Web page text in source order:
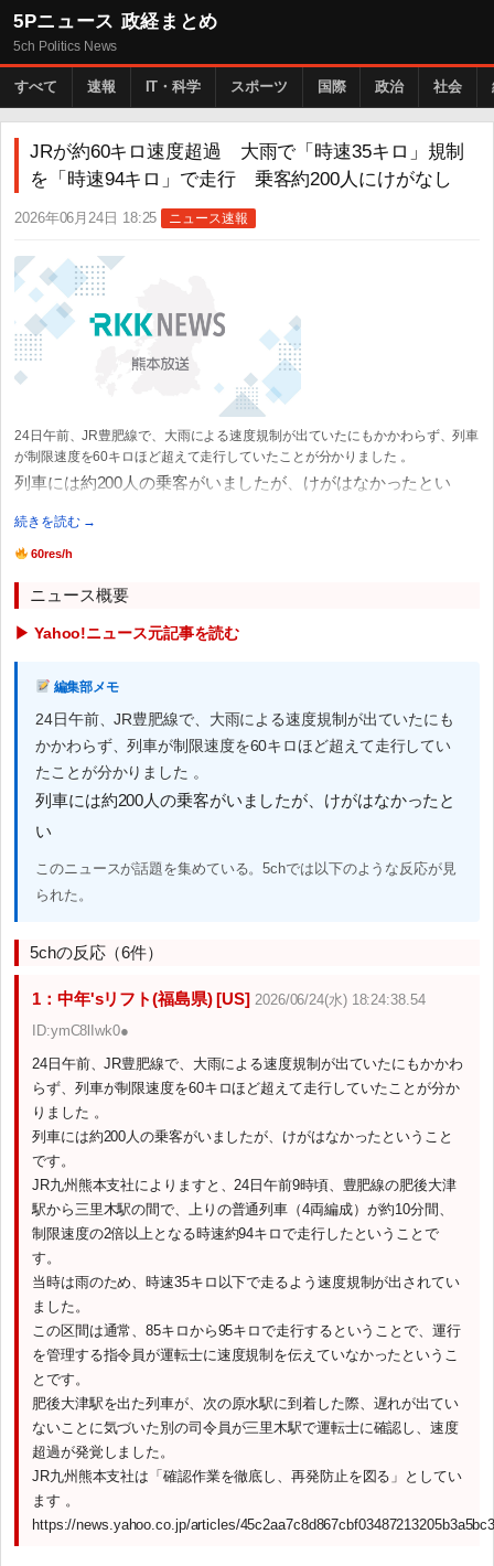
5Pニュース 政経まとめ
5ch Politics News
すべて 速報 IT・科学 スポーツ 国際 政治 社会
JRが約60キロ速度超過 大雨で「時速35キロ」規制
を「時速94キロ」で走行 乗客約200人にけがなし
2026年06月24日 18:25 ニュース速報
24日午前、JR豊肥線で、大雨による速度規制が出ていたにもかかわらず、列車
が制限速度を60キロほど超えて走行していたことが分かりました 。
列車には約200人の乗客がいましたが、けがはなかったとい
続きを読む →
60res/h
ニュース概要
▶ Yahoo!ニュース元記事を読む
編集部メモ
24日午前、JR豊肥線で、大雨による速度規制が出ていたにも
かかわらず、列車が制限速度を60キロほど超えて走行してい
たことが分かりました 。
列車には約200人の乗客がいましたが、けがはなかったと
い
このニュースが話題を集めている。5chでは以下のような反応が見
られた。
5chの反応（6件）
1：中年'sリフト(福島県) [US] 2026/06/24(水) 18:24:38.54
ID:ymC8lIwk0●
24日午前、JR豊肥線で、大雨による速度規制が出ていたにもかかわ
らず、列車が制限速度を60キロほど超えて走行していたことが分か
りました 。
列車には約200人の乗客がいましたが、けがはなかったということ
です。
JR九州熊本支社によりますと、24日午前9時頃、豊肥線の肥後大津
駅から三里木駅の間で、上りの普通列車（4両編成）が約10分間、
制限速度の2倍以上となる時速約94キロで走行したということで
す。
当時は雨のため、時速35キロ以下で走るよう速度規制が出されてい
ました。
この区間は通常、85キロから95キロで走行するということで、運行
を管理する指令員が運転士に速度規制を伝えていなかったというこ
とです。
肥後大津駅を出た列車が、次の原水駅に到着した際、遅れが出てい
ないことに気づいた別の司令員が三里木駅で運転士に確認し、速度
超過が発覚しました。
JR九州熊本支社は「確認作業を徹底し、再発防止を図る」としてい
ます 。
https://news.yahoo.co.jp/articles/